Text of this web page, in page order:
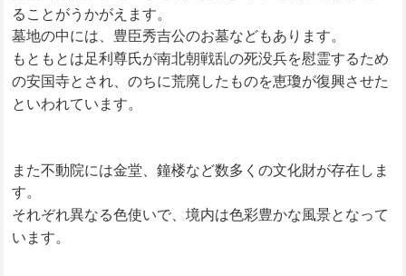
ることがうかがえます。
墓地の中には、豊臣秀吉公のお墓などもあります。
もともとは足利尊氏が南北朝戦乱の死没兵を慰霊するため
の安国寺とされ、のちに荒廃したものを恵瓊が復興させた
といわれています。
また不動院には金堂、鐘楼など数多くの文化財が存在しま
す。
それぞれ異なる色使いで、境内は色彩豊かな風景となって
います。